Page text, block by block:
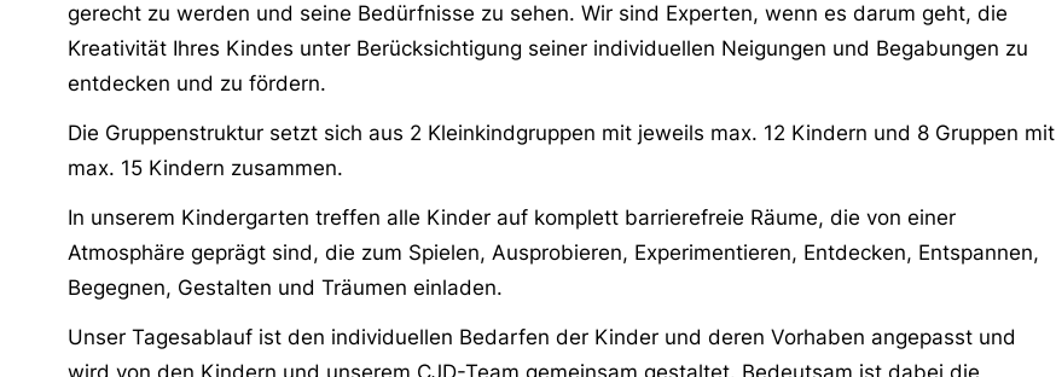
gerecht zu werden und seine Bedürfnisse zu sehen. Wir sind Experten, wenn es darum geht, die
Kreativität Ihres Kindes unter Berücksichtigung seiner individuellen Neigungen und Begabungen zu
entdecken und zu fördern.
Die Gruppenstruktur setzt sich aus 2 Kleinkindgruppen mit jeweils max. 12 Kindern und 8 Gruppen mit
max. 15 Kindern zusammen.
In unserem Kindergarten treffen alle Kinder auf komplett barrierefreie Räume, die von einer
Atmosphäre geprägt sind, die zum Spielen, Ausprobieren, Experimentieren, Entdecken, Entspannen,
Begegnen, Gestalten und Träumen einladen.
Unser Tagesablauf ist den individuellen Bedarfen der Kinder und deren Vorhaben angepasst und
wird von den Kindern und unserem CJD-Team gemeinsam gestaltet. Bedeutsam ist dabei die